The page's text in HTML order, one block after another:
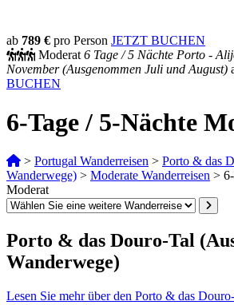
ab 789 € pro Person JETZT BUCHEN
Moderat 6 Tage /5 Nächte Porto -
November(Ausgenommen Juli und August)
BUCHEN
6-Tage / 5-Nächte
> Portugal Wanderreisen > Porto & das
Wanderwege) > Moderate Wanderreisen >
Moderat
Porto & das Douro-Tal
Wanderwege)
Lesen Sie mehr über den Porto & das